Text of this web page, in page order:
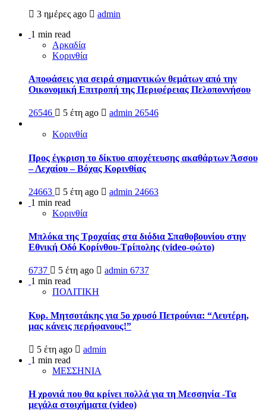
3 ημέρες ago
admin
1 min read
Αρκαδία
Κορινθία
Αποφάσεις για σειρά σημαντικών θεμάτων από την
Οικονομική Επιτροπή της Περιφέρειας Πελοποννήσου
26546 5 έτη ago admin 26546
Κορινθία
Προς έγκριση το δίκτυο αποχέτευσης ακαθάρτων Άσσου
– Λεχαίου – Βόχας Κορινθίας
24663 5 έτη ago admin 24663
1 min read
Κορινθία
Μπλόκα της Τροχαίας στα διόδια Σπαθοβουνίου στην
Εθνική Οδό Κορίνθου-Τρίπολης (video-φώτο)
6737 5 έτη ago admin 6737
1 min read
ΠΟΛΙΤΙΚΗ
Κυρ. Μητσοτάκης για 5ο χρυσό Πετρούνια: “Λευτέρη,
μας κάνεις περήφανους!”
5 έτη ago
admin
1 min read
ΜΕΣΣΗΝΙΑ
Η χρονιά που θα κρίνει πολλά για τη Μεσσηνία -Τα
μεγάλα στοιχήματα (video)